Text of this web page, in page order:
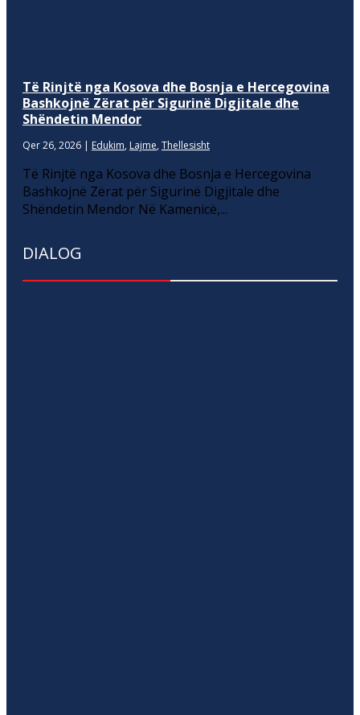
Të Rinjtë nga Kosova dhe Bosnja e Hercegovina
Bashkojnë Zërat për Sigurinë Digjitale dhe
Shëndetin Mendor
Qer 26, 2026 | Edukim, Lajme, Thellesisht
Të Rinjtë nga Kosova dhe Bosnja e Hercegovina
Bashkojnë Zërat për Sigurinë Digjitale dhe
Shëndetin Mendor Në Kamenicë,...
DIALOG